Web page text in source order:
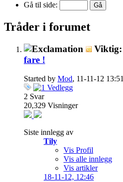
Gå til side:
Tråder i forumet
Viktig:
fare !
Started by Mod, 11-11-12 13:51
2 Svar
20,329 Visninger
Siste innlegg av
Tily
Vis Profil
Vis alle innlegg
Vis artikler
18-11-12, 12:46